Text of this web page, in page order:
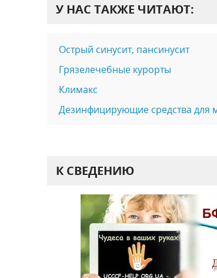
У НАС ТАКЖЕ ЧИТАЮТ:
Острый синусит, пансинусит
Грязелечебные курорты
Климакс
Дезинфицирующие средства для
К СВЕДЕНИЮ